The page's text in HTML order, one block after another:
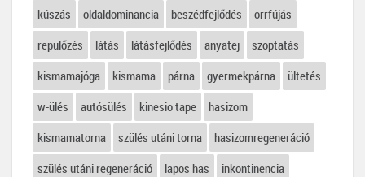
kúszás
oldaldominancia beszédfejlődés
orrfújás
repülőzés
látás látásfejlődés anyatej
szoptatás
kismamajóga
kismama párna gyermekpárna
ültetés
w-ülés
autósülés kinesio tape
hasizom
kismamatorna
szülés utáni torna
hasizomregeneráció
szülés utáni regeneráció
lapos has
inkontinencia